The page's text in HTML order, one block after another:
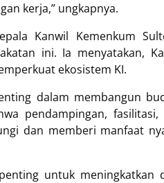
kerja,” ungkapnya.
Kanwil Kemenkum
ini. Ia menyatakan,
ekosistem KI.
dalam membangun
pendampingan, fasilitasi,
dan memberi manfaat
untuk meningkatkan